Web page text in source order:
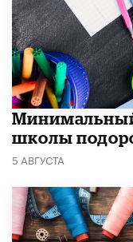
школы
5 АВГУСТА